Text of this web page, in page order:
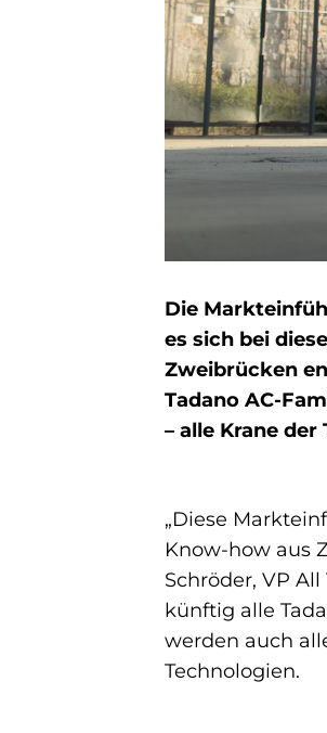
Die
es sich bei
Zweibrücken
Tadano AC-
– alle Krane
„Diese
Know-how aus
Schröder, VP
künftig alle
werden auch
Technologien.